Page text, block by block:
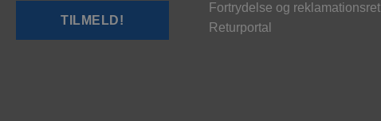
Fortrydelse og reklamationsret
Returportal